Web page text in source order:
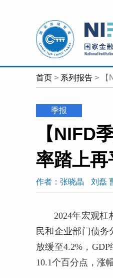
首页 > 系列报告 > 【
季报
【NIFD
率踏上
作者：张晓晶 刘磊
2024年宏观
民和企业部门债务
放缓至4.2%，
10.1个百分点，涨